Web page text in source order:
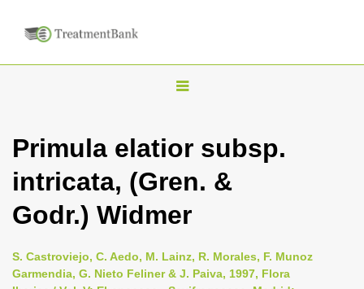
T
g
l
n
v
Primula elatior subsp.
intricata, (Gren. &
Godr.) Widmer
S. Castroviejo, C. Aedo, M. Lainz, R. Morales, F. Munoz
Garmendia, G. Nieto Feliner & J. Paiva, 1997, Flora